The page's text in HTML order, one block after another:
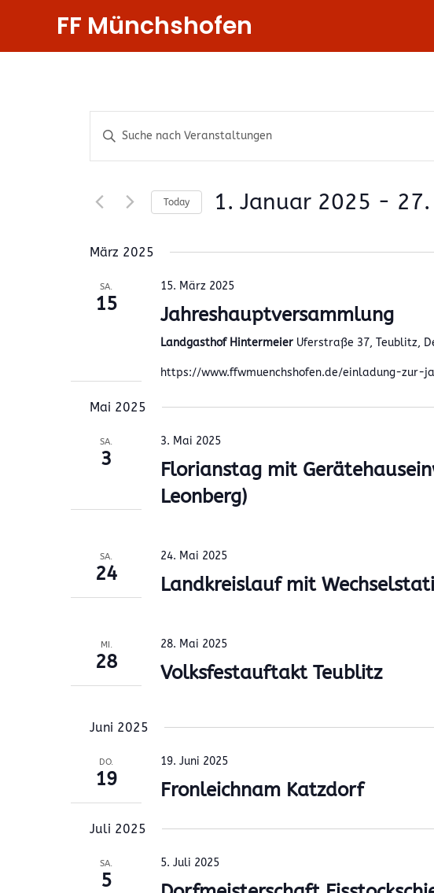
springen
FF Münchshofen
Veranstaltungen
Suche
Ansichten,
Navigation
Geben
Schlüsselwort.
Veranstaltungen
Schlüsselwort.
Today 1. Januar 2025 -
März 2025
SA.
15
15. März 2025
Jahreshauptversammlung
Landgasthof Hintermeier Uferstraße 37, Teublitz,
https://www.ffwmuenchshofen.de/einladung-zur-
Mai 2025
SA.
3
3. Mai 2025
Florianstag mit
Leonberg)
SA.
24
24. Mai 2025
Landkreislauf mit
MI.
28
28. Mai 2025
Volksfestauftakt Teublitz
Juni 2025
DO.
19
19. Juni 2025
Fronleichnam Katzdorf
Juli 2025
SA.
5
5. Juli 2025